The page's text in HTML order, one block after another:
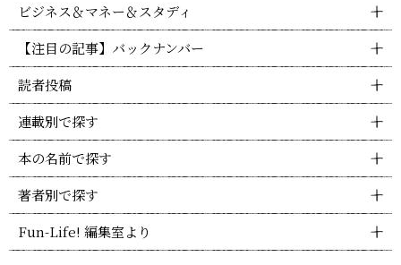
ビジネス＆マネー＆スタディ
【注目の記事】バックナンバー
読者投稿
連載別で探す
本の名前で探す
著者別で探す
Fun-Life! 編集室より